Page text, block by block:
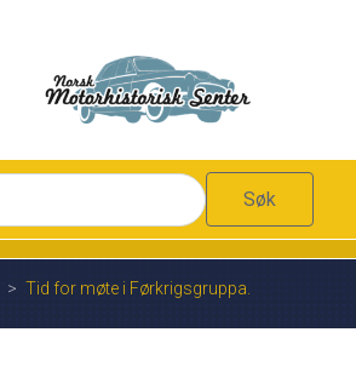
Søk
> Tid for møte i Førkrigsgruppa.